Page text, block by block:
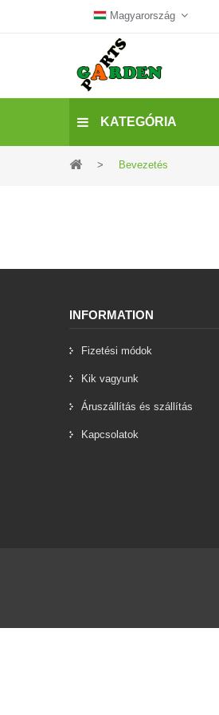
Magyarország
KATEGÓRIA
> Bevezetés
INFORMATION
Fizetési módok
Kik vagyunk
Áruszállítás és szállítás
Kapcsolatok